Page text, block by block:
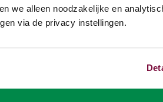
we alleen noodzakelijke en
via de privacy instellingen.